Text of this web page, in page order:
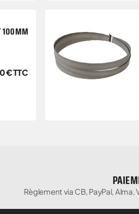
100MM
€TTC
Règlement via CB, PayPal,